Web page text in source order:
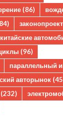
(86)
законопроект
китайские
(96)
параллельный
авторынок
(232)